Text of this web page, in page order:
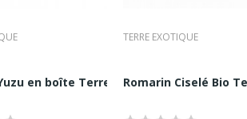
en boîte Terre Exotique 20G
TERRE EXOTIQUE
Romarin Ciselé Bio